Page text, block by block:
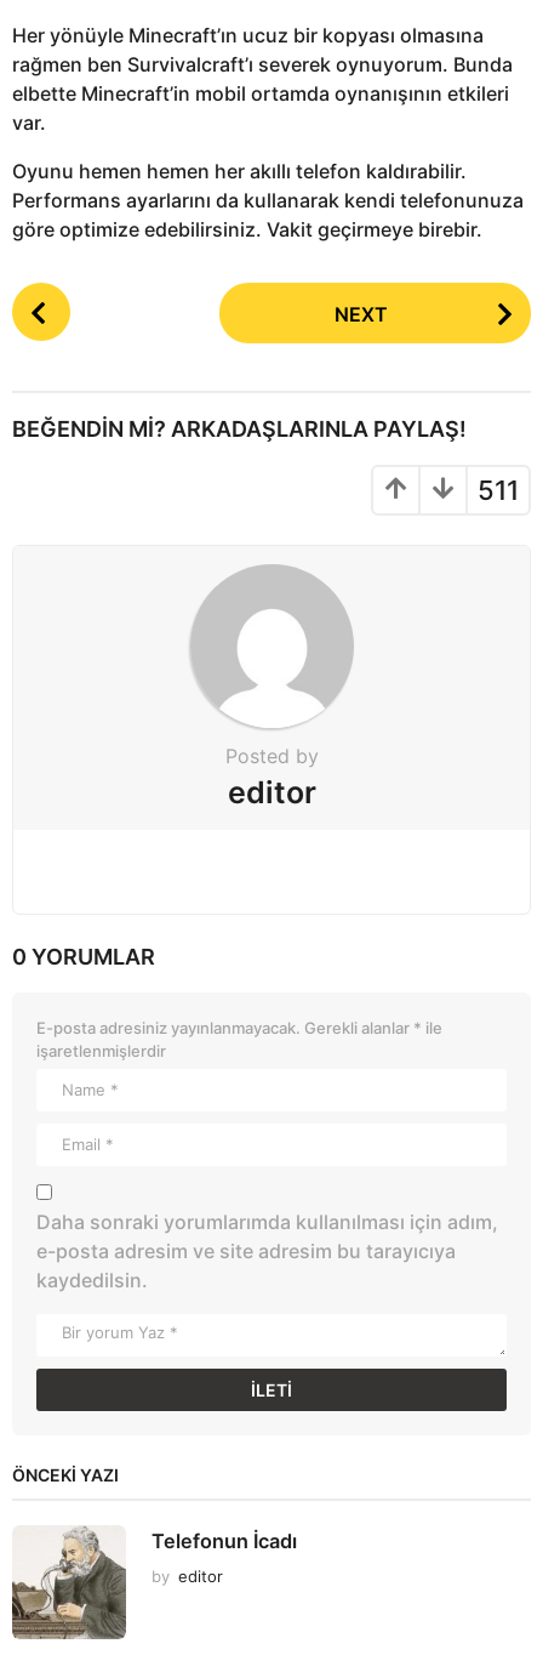
Her yönüyle Minecraft’ın ucuz bir kopyası olmasına
rağmen ben Survivalcraft’ı severek oynuyorum. Bunda
elbette Minecraft’in mobil ortamda oynanışının etkileri
var.
Oyunu hemen hemen her akıllı telefon kaldırabilir.
Performans ayarlarını da kullanarak kendi telefonunuza
göre optimize edebilirsiniz. Vakit geçirmeye birebir.
P
o
P
NEXT
BEĞENDIN MI? ARKADAŞLARINLA PAYLAŞ!
511
Posted by
editor
0 YORUMLAR
E-posta adresiniz yayınlanmayacak. Gerekli alanlar * ile
işaretlenmişlerdir
Daha sonraki yorumlarımda kullanılması için adım,
e-posta adresim ve site adresim bu tarayıcıya
kaydedilsin.
ÖNCEKI YAZI
Telefonun İcadı
by editor